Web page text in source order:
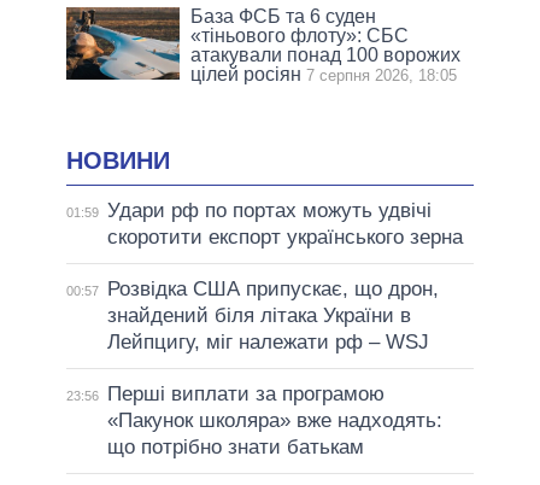
База ФСБ та 6 суден
«тіньового флоту»: СБС
атакували понад 100 ворожих
цілей росіян 7 серпня 2026, 18:05
НОВИНИ
01:59 Удари рф по портах можуть удвічі
скоротити експорт українського зерна
00:57
Розвідка США припускає, що дрон,
знайдений біля літака України в
Лейпцигу, міг належати рф – WSJ
23:56
Перші виплати за програмою
«Пакунок школяра» вже надходять:
що потрібно знати батькам